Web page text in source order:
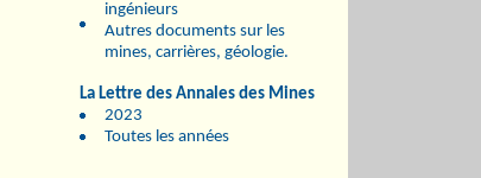
ingénieurs
Autres documents sur les
mines, carrières, géologie.
La Lettre des Annales des Mines
2023
Toutes les années